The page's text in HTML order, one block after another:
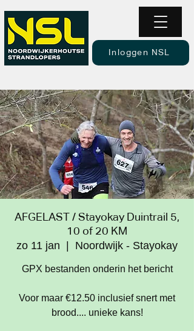
Inloggen NSL
AFGELAST / Stayokay Duintrail 5,
10 of 20 KM
zo 11 jan Noordwijk - Stayokay
GPX bestanden onderin het bericht
Voor maar €12.50 inclusief snert met
brood.... unieke kans!